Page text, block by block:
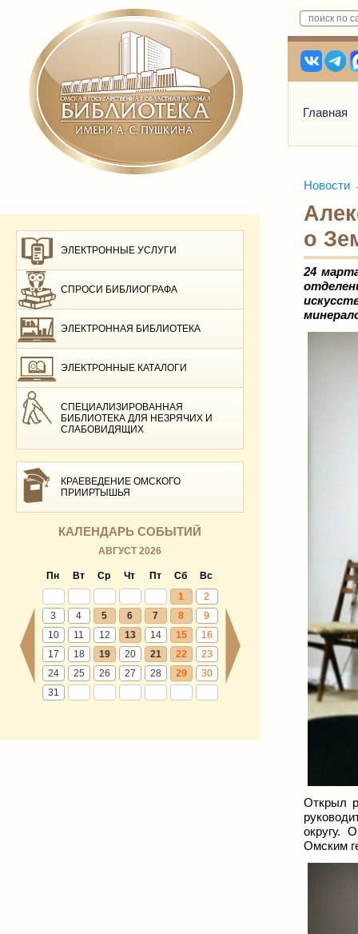
Главная
ЭЛЕКТРОННЫЕ УСЛУГИ
СПРОСИ БИБЛИОГРАФА
ЭЛЕКТРОННАЯ БИБЛИОТЕКА
ЭЛЕКТРОННЫЕ КАТАЛОГИ
СПЕЦИАЛИЗИРОВАННАЯ
БИБЛИОТЕКА ДЛЯ НЕЗРЯЧИХ И
СЛАБОВИДЯЩИХ
КРАЕВЕДЕНИЕ ОМСКОГО
ПРИИРТЫШЬЯ
КАЛЕНДАРЬ СОБЫТИЙ
АВГУСТ 2026
Пн Вт Ср Чт Пт Сб
Вс
1
2
3
4 5 6 7 8
9
10
11 12 13 14 15
16
17
18 19 20 21 22
23
24
25 26 27 28 29
30
31
Новости
о
24
Открыл
округу.
Омским